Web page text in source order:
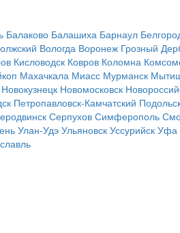
Балаково Балашиха Барнаул
Вологда Воронеж Грозный
Кисловодск Ковров Коломна
Махачкала Миасс Мурманск
Новокузнецк Новомосковск
Петропавловск-Камчатский
Серпухов Симферополь
Улан-Удэ Ульяновск Уссурийск Уфа